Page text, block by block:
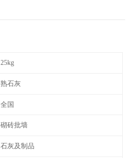
25kg
熟石灰
全国
砌砖批墙
石灰及制品